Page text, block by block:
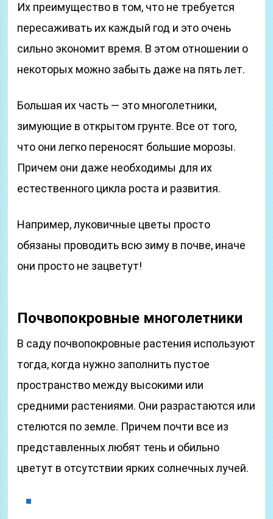
Их преимущество в том, что не требуется
пересаживать их каждый год и это очень
сильно экономит время. В этом отношении о
некоторых можно забыть даже на пять лет.
Большая их часть — это многолетники,
зимующие в открытом грунте. Все от того,
что они легко переносят большие морозы.
Причем они даже необходимы для их
естественного цикла роста и развития.
Например, луковичные цветы просто
обязаны проводить всю зиму в почве, иначе
они просто не зацветут!
Почвопокровные многолетники
В саду почвопокровные растения используют
тогда, когда нужно заполнить пустое
пространство между высокими или
средними растениями. Они разрастаются или
стелются по земле. Причем почти все из
представленных любят тень и обильно
цветут в отсутствии ярких солнечных лучей.